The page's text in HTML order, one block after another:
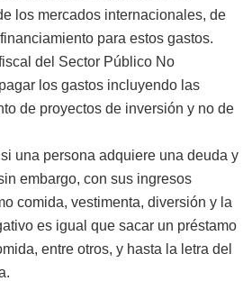
los mercados internacionales, de
para estos gastos.
del Sector Público No
los gastos incluyendo las
de proyectos de inversión y no de
una persona adquiere una deuda y
embargo, con sus ingresos
comida, vestimenta, diversión y la
es igual que sacar un préstamo
entre otros, y hasta la letra del